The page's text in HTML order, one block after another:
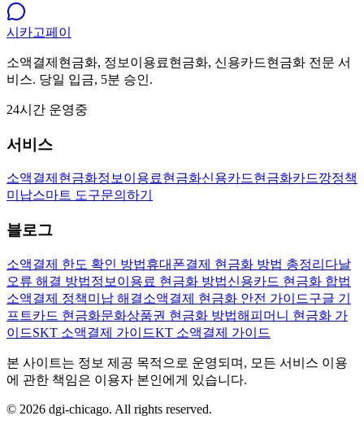
시카고페이
소액결제현금화, 정보이용료현금화, 신용카드현금화 전문 서
비스. 당일 입금, 5분 승인.
24시간 운영중
서비스
소액결제현금화정보이용료현금화신용카드현금화카드깡정책
미납스마트 도구문의하기
블로그
소액결제 한도 확인 방법휴대폰결제 현금화 방법 총정리 다날
오류 해결 방법정보이용료 현금화 방법신용카드 현금화 합법
소액결제 정책미납 해결소액결제 현금화 안전 가이드구글 기
프트카드 현금화문화상품권 현금화 방법해피머니 현금화 가
이드SKT 소액결제 가이드KT 소액결제 가이드
본 사이트는 정보 제공 목적으로 운영되며, 모든 서비스 이용
에 관한 책임은 이용자 본인에게 있습니다.
© 2026 dgi-chicago. All rights reserved.